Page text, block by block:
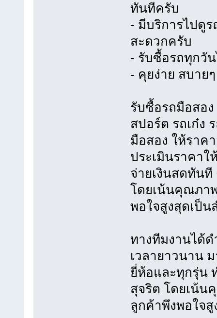
ทันทีครับ
- มีบริการไปดู
สะดวกครับ
- รับซื้อรถทุกวั
- คุยง่าย สบาย
รับซื้อรถมือสอ
สปอร์ต รถเก๋ง
มือสอง ให้ราค
ประเมินราคาใ
จ่ายเงินสดทันที
โดยเน้นคุณภา
พอใจสูงสุดเป็น
ทางทีมงานได้ด
เวลายาวนาน
ยี่ห้อและทุกรุ่น
สุจริต โดยเน้น
ลูกค้าพึงพอใจ